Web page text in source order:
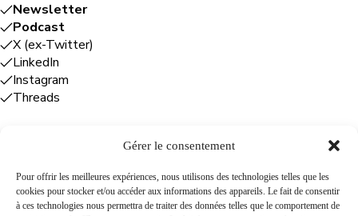
Gérer le consentement
Pour offrir les meilleures expériences, nous utilisons des technologies telles que les
cookies pour stocker et/ou accéder aux informations des appareils. Le fait de consentir
à ces technologies nous permettra de traiter des données telles que le comportement de
Newsletter
Podcast
X (ex-Twitter)
LinkedIn
Instagram
Threads
Plume Caraïbe: conseil éditorial +